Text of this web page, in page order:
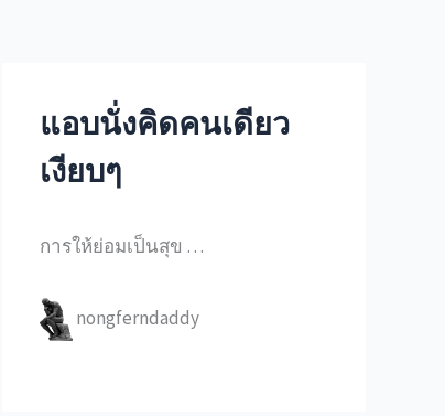
แอบนั่งคิดคนเดียว
เงียบๆ
การให้ย่อมเป็นสุข …
nongferndaddy